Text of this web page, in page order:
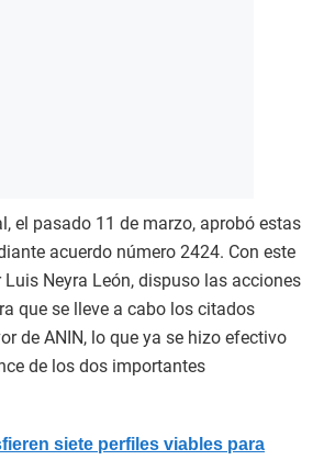
el pasado 11 de marzo, aprobó estas
acuerdo número 2424. Con este
Luis Neyra León, dispuso las acciones
que se lleve a cabo los citados
de ANIN, lo que ya se hizo efectivo
de los dos importantes
siete perfiles viables para